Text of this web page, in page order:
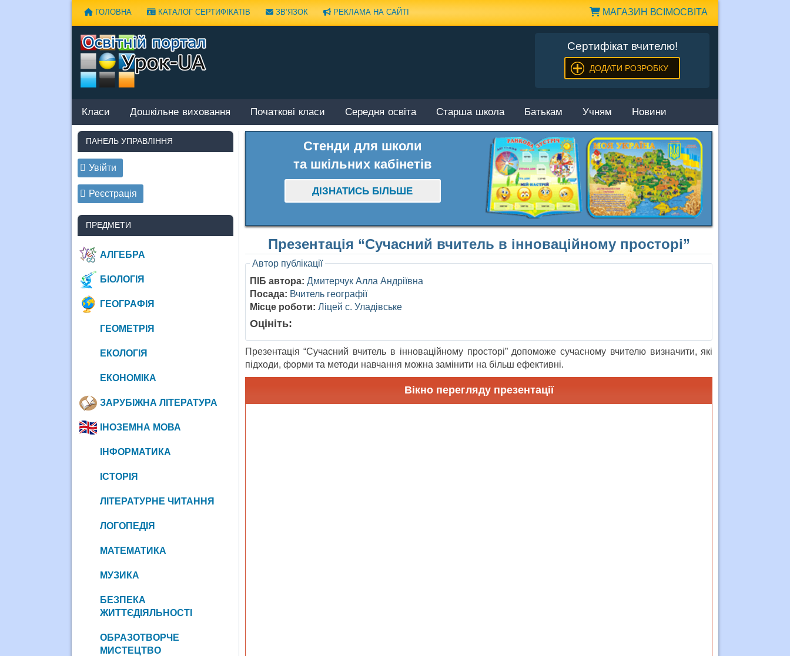
МАГАЗИН ВСІМОСВІТА
ГОЛОВНА КАТАЛОГ СЕРТИФІКАТІВ ЗВ’ЯЗОК РЕКЛАМА НА САЙТІ
Сертифікат вчителю!
ДОДАТИ РОЗРОБКУ
Класи Дошкільне виховання Початкові класи Середня освіта Старша школа Батькам Учням Новини
Стенди для школи
та шкільних кабінетів
ДІЗНАТИСЬ БІЛЬШЕ
Презентація “Сучасний вчитель в інноваційному просторі”
Автор публікації
ПІБ автора: Дмитерчук Алла Андріївна
Посада: Вчитель географії
Місце роботи: Ліцей с. Уладівське
Оцініть:
Презентація “Сучасний вчитель в інноваційному просторі” допоможе сучасному вчителю визначити, які
підходи, форми та методи навчання можна замінити на більш ефективні.
Вікно перегляду презентації
ПАНЕЛЬ УПРАВЛІННЯ
Увійти
Реєстрація
ПРЕДМЕТИ
АЛГЕБРА
БІОЛОГІЯ
ГЕОГРАФІЯ
ГЕОМЕТРІЯ
ЕКОЛОГІЯ
ЕКОНОМІКА
ЗАРУБІЖНА ЛІТЕРАТУРА
ІНОЗЕМНА МОВА
ІНФОРМАТИКА
ІСТОРІЯ
ЛІТЕРАТУРНЕ ЧИТАННЯ
ЛОГОПЕДІЯ
МАТЕМАТИКА
МУЗИКА
БЕЗПЕКА
ЖИТТЄДІЯЛЬНОСТІ
ОБРАЗОТВОРЧЕ
МИСТЕЦТВО